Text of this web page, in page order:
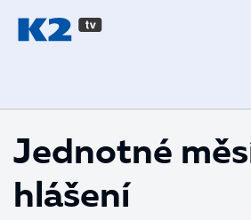
Jednotné
hlášení